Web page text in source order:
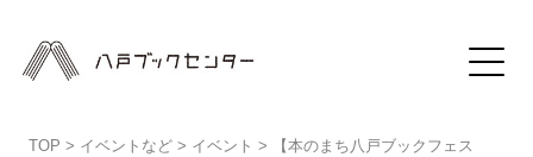
TOP > イベントなど> イベント >
【本のまち八戸ブックフェス